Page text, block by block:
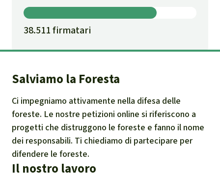
38.511 firmatari
Salviamo la Foresta
Ci impegniamo attivamente nella difesa delle
foreste. Le nostre petizioni online si riferiscono a
progetti che distruggono le foreste e fanno il nome
dei responsabili. Ti chiediamo di partecipare per
difendere le foreste.
Il nostro lavoro